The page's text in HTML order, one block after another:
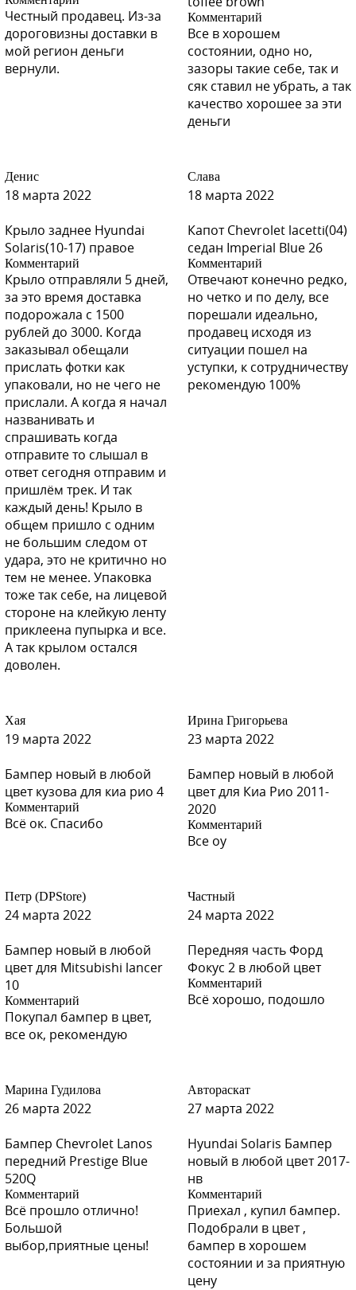
Честный продавец. Из-за
дороговизны доставки в
мой регион деньги
вернули.
Комментарий
Все в хорошем
состоянии, одно но,
зазоры такие себе, так и
сяк ставил не убрать, а так
качество хорошее за эти
деньги
Денис
18 марта 2022
Крыло заднее Hyundai
Solaris(10-17) правое
Комментарий
Крыло отправляли 5 дней,
за это время доставка
подорожала с 1500
рублей до 3000. Когда
заказывал обещали
прислать фотки как
упаковали, но не чего не
прислали. А когда я начал
названивать и
спрашивать когда
отправите то слышал в
ответ сегодня отправим и
пришлём трек. И так
каждый день! Крыло в
общем пришло с одним
не большим следом от
удара, это не критично но
тем не менее. Упаковка
тоже так себе, на лицевой
стороне на клейкую ленту
приклеена пупырка и все.
А так крылом остался
доволен.
Слава
18 марта 2022
Капот Chevrolet lacetti(04)
седан Imperial Blue 26
Комментарий
Отвечают конечно редко,
но четко и по делу, все
порешали идеально,
продавец исходя из
ситуации пошел на
уступки, к сотрудничеству
рекомендую 100%
Хая
19 марта 2022
Бампер новый в любой
цвет кузова для киа рио 4
Комментарий
Всё ок. Спасибо
Ирина Григорьева
23 марта 2022
Бампер новый в любой
цвет для Киа Рио 2011-
2020
Комментарий
Все оу
Петр (DPStore)
24 марта 2022
Бампер новый в любой
цвет для Mitsubishi lancer
10
Комментарий
Покупал бампер в цвет,
все ок, рекомендую
Частный
24 марта 2022
Передняя часть Форд
Фокус 2 в любой цвет
Комментарий
Всё хорошо, подошло
Марина Гудилова
26 марта 2022
Бампер Chevrolet Lanos
передний Prestige Blue
520Q
Комментарий
Всё прошло отлично!
Большой
выбор,приятные цены!
Автораскат
27 марта 2022
Hyundai Solaris Бампер
новый в любой цвет 2017-
нв
Комментарий
Приехал , купил бампер.
Подобрали в цвет ,
бампер в хорошем
состоянии и за приятную
цену